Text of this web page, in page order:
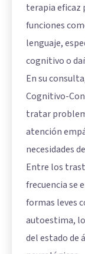
terapia eficaz
funciones
lenguaje,
cognitivo o
En su
Cognitivo-
tratar
atención
necesidades
Entre los
frecuencia se
formas leves
autoestima,
del estado de